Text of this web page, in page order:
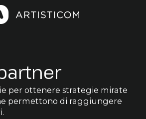
per ottenere strategie mirate
permettono di raggiungere